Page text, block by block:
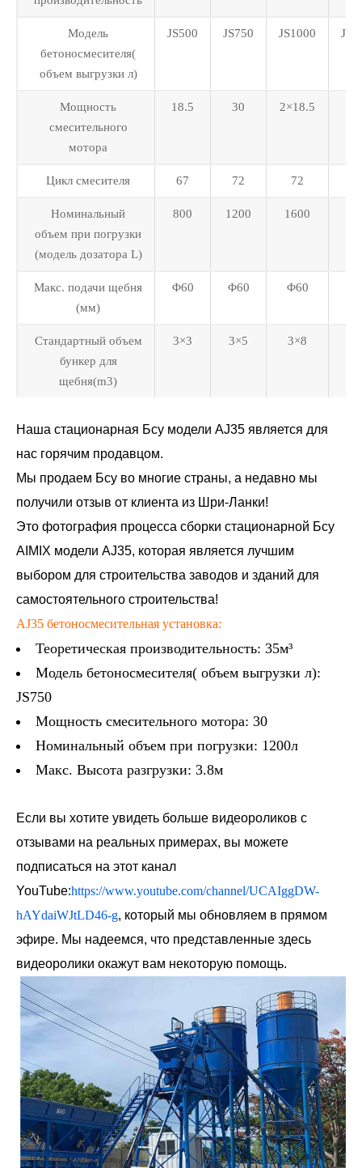
Модель
бетоносмесителя(
объем выгрузки л)
JS500 JS750 JS1000
Мощность
смесительного
мотора
18.5 30 2×18.5
Цикл смесителя 67 72 72
Номинальный
объем при погрузки
(модель дозатора L)
800 1200 1600
Макс. подачи щебня
(мм)
Φ60 Φ60 Φ60
Стандартный объем
бункер для
щебня(m3)
3×3 3×5 3×8
Наша стационарная Бсу модели AJ35 является для
нас горячим продавцом.
Мы продаем Бсу во многие страны, а недавно мы
получили отзыв от клиента из Шри-Ланки!
Это фотография процесса сборки стационарной Бсу
AIMIX модели AJ35, которая является лучшим
выбором для строительства заводов и зданий для
самостоятельного строительства!
AJ35 бетоносмесительная установка:
Теоретическая производительность: 35м³
Модель бетоносмесителя( объем выгрузки л):
JS750
Мощность смесительного мотора: 30
Номинальный объем при погрузки: 1200л
Макс. Высота разгрузки: 3.8м
Если вы хотите увидеть больше видеороликов с
отзывами на реальных примерах, вы можете
подписаться на этот канал
YouTube:https://www.youtube.com/channel/UCAIggDW-
hAYdaiWJtLD46-g, который мы обновляем в прямом
эфире. Мы надеемся, что представленные здесь
видеоролики окажут вам некоторую помощь.